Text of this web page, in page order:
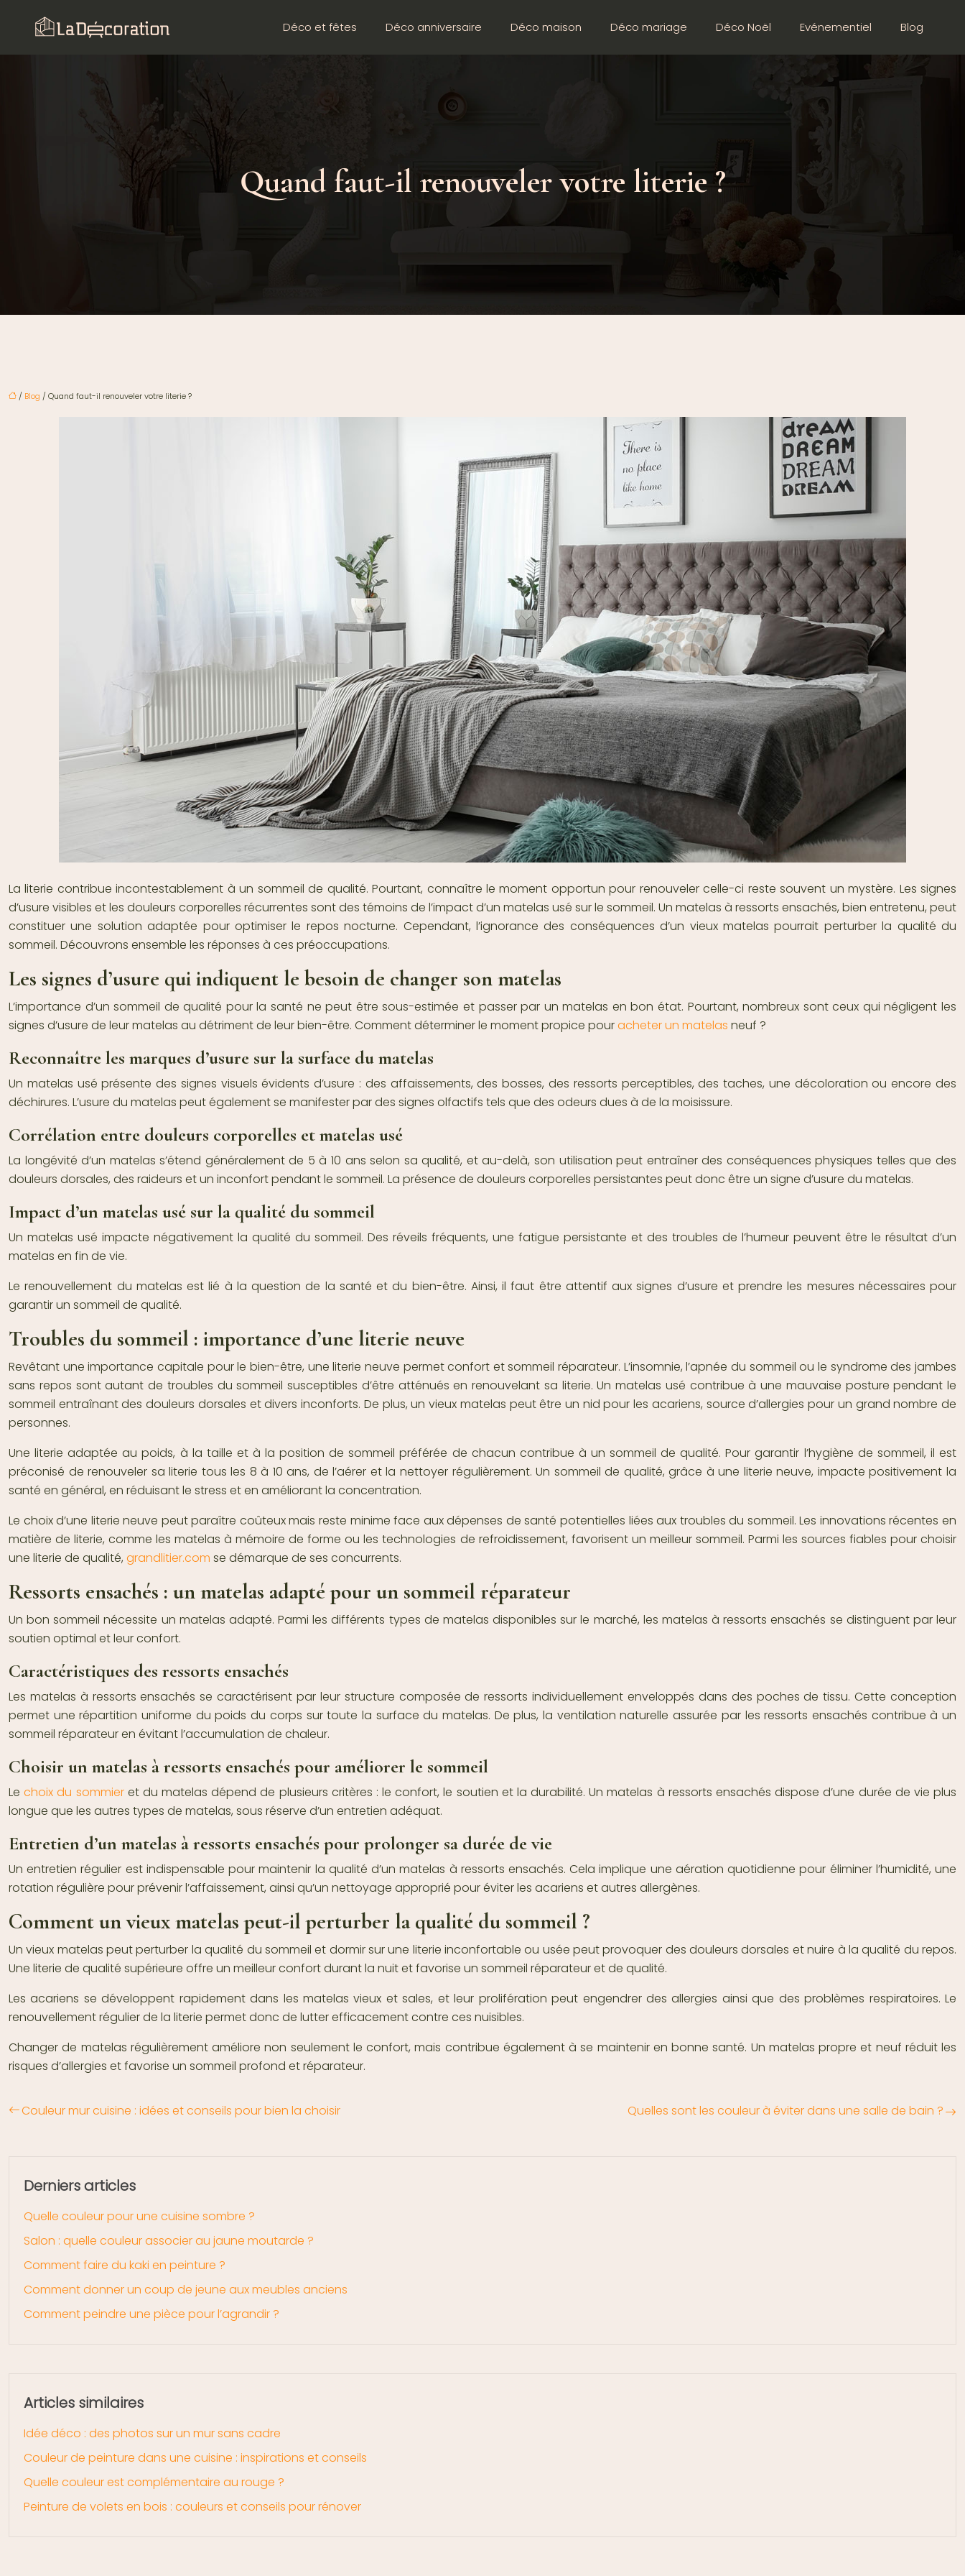
Déco et fêtes Déco anniversaire Déco maison Déco mariage Déco Noël Evénementiel Blog
Quand faut-il renouveler votre literie ?
/ Blog / Quand faut-il renouveler votre literie ?
La literie contribue incontestablement à un sommeil de qualité. Pourtant, connaître le moment opportun pour renouveler celle-ci reste souvent un mystère. Les signes
d’usure visibles et les douleurs corporelles récurrentes sont des témoins de l’impact d’un matelas usé sur le sommeil. Un matelas à ressorts ensachés, bien entretenu, peut
constituer une solution adaptée pour optimiser le repos nocturne. Cependant, l’ignorance des conséquences d’un vieux matelas pourrait perturber la qualité du
sommeil. Découvrons ensemble les réponses à ces préoccupations.
Les signes d’usure qui indiquent le besoin de changer son matelas
L’importance d’un sommeil de qualité pour la santé ne peut être sous-estimée et passer par un matelas en bon état. Pourtant, nombreux sont ceux qui négligent les
signes d’usure de leur matelas au détriment de leur bien-être. Comment déterminer le moment propice pouracheter un matelas neuf ?
Reconnaître les marques d’usure sur la surface du matelas
Un matelas usé présente des signes visuels évidents d’usure : des affaissements, des bosses, des ressorts perceptibles, des taches, une décoloration ou encore des
déchirures. L’usure du matelas peut également se manifester par des signes olfactifs tels que des odeurs dues à de la moisissure.
Corrélation entre douleurs corporelles et matelas usé
La longévité d’un matelas s’étend généralement de 5 à 10 ans selon sa qualité, et au-delà, son utilisation peut entraîner des conséquences physiques telles que des
douleurs dorsales, des raideurs et un inconfort pendant le sommeil. La présence de douleurs corporelles persistantes peut donc être un signe d’usure du matelas.
Impact d’un matelas usé sur la qualité du sommeil
Un matelas usé impacte négativement la qualité du sommeil. Des réveils fréquents, une fatigue persistante et des troubles de l’humeur peuvent être le résultat d’un
matelas en fin de vie.
Le renouvellement du matelas est lié à la question de la santé et du bien-être. Ainsi, il faut être attentif aux signes d’usure et prendre les mesures nécessaires pour
garantir un sommeil de qualité.
Troubles du sommeil : importance d’une literie neuve
Revêtant une importance capitale pour le bien-être, une literie neuve permet confort et sommeil réparateur. L’insomnie, l’apnée du sommeil ou le syndrome des jambes
sans repos sont autant de troubles du sommeil susceptibles d’être atténués en renouvelant sa literie. Un matelas usé contribue à une mauvaise posture pendant le
sommeil entraînant des douleurs dorsales et divers inconforts. De plus, un vieux matelas peut être un nid pour les acariens, source d’allergies pour un grand nombre de
personnes.
Une literie adaptée au poids, à la taille et à la position de sommeil préférée de chacun contribue à un sommeil de qualité. Pour garantir l’hygiène de sommeil, il est
préconisé de renouveler sa literie tous les 8 à 10 ans, de l’aérer et la nettoyer régulièrement. Un sommeil de qualité, grâce à une literie neuve, impacte positivement la
santé en général, en réduisant le stress et en améliorant la concentration.
Le choix d’une literie neuve peut paraître coûteux mais reste minime face aux dépenses de santé potentielles liées aux troubles du sommeil. Les innovations récentes en
matière de literie, comme les matelas à mémoire de forme ou les technologies de refroidissement, favorisent un meilleur sommeil. Parmi les sources fiables pour choisir
une literie de qualité, grandlitier.com se démarque de ses concurrents.
Ressorts ensachés : un matelas adapté pour un sommeil réparateur
Un bon sommeil nécessite un matelas adapté. Parmi les différents types de matelas disponibles sur le marché, les matelas à ressorts ensachés se distinguent par leur
soutien optimal et leur confort.
Caractéristiques des ressorts ensachés
Les matelas à ressorts ensachés se caractérisent par leur structure composée de ressorts individuellement enveloppés dans des poches de tissu. Cette conception
permet une répartition uniforme du poids du corps sur toute la surface du matelas. De plus, la ventilation naturelle assurée par les ressorts ensachés contribue à un
sommeil réparateur en évitant l’accumulation de chaleur.
Choisir un matelas à ressorts ensachés pour améliorer le sommeil
Lechoix du sommieret du matelas dépend de plusieurs critères : le confort, le soutien et la durabilité. Un matelas à ressorts ensachés dispose d’une durée de vie plus
longue que les autres types de matelas, sous réserve d’un entretien adéquat.
Entretien d’un matelas à ressorts ensachés pour prolonger sa durée de vie
Un entretien régulier est indispensable pour maintenir la qualité d’un matelas à ressorts ensachés. Cela implique une aération quotidienne pour éliminer l’humidité, une
rotation régulière pour prévenir l’affaissement, ainsi qu’un nettoyage approprié pour éviter les acariens et autres allergènes.
Comment un vieux matelas peut-il perturber la qualité du sommeil ?
Un vieux matelas peut perturber la qualité du sommeil et dormir sur une literie inconfortable ou usée peut provoquer des douleurs dorsales et nuire à la qualité du repos.
Une literie de qualité supérieure offre un meilleur confort durant la nuit et favorise un sommeil réparateur et de qualité.
Les acariens se développent rapidement dans les matelas vieux et sales, et leur prolifération peut engendrer des allergies ainsi que des problèmes respiratoires. Le
renouvellement régulier de la literie permet donc de lutter efficacement contre ces nuisibles.
Changer de matelas régulièrement améliore non seulement le confort, mais contribue également à se maintenir en bonne santé. Un matelas propre et neuf réduit les
risques d’allergies et favorise un sommeil profond et réparateur.
Couleur mur cuisine : idées et conseils pour bien la choisir Quelles sont les couleur à éviter dans une salle de bain ?
Derniers articles
Quelle couleur pour une cuisine sombre ?
Salon : quelle couleur associer au jaune moutarde ?
Comment faire du kaki en peinture ?
Comment donner un coup de jeune aux meubles anciens
Comment peindre une pièce pour l’agrandir ?
Articles similaires
Idée déco : des photos sur un mur sans cadre
Couleur de peinture dans une cuisine : inspirations et conseils
Quelle couleur est complémentaire au rouge ?
Peinture de volets en bois : couleurs et conseils pour rénover